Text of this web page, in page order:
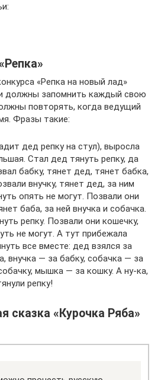
«Репка на новый лад»
должны запомнить каждый свою
повторять, когда ведущий
Фразы такие:
дед репку на стул), выросла
Стал дед тянуть репку, да
бабку, тянет дед, тянет бабка,
внучку, тянет дед, за ним
опять не могут. Позвали они
баба, за ней внучка и собачка.
репку. Позвали они кошечку,
не могут. А тут прибежала
все вместе: дед взялся за
внучка — за бабку, собачка — за
мышка — за кошку. А ну-ка,
репку!
сказка «Курочка Ряба»